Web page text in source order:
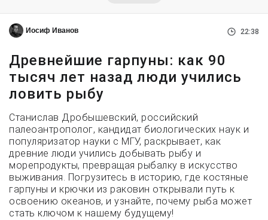
Иосиф Иванов 22:38
Древнейшие гарпуны: как 90
тысяч лет назад люди учились
ловить рыбу
Станислав Дробышевский, российский
палеоантрополог, кандидат биологических наук и
популяризатор науки с МГУ, раскрывает, как
древние люди учились добывать рыбу и
морепродукты, превращая рыбалку в искусство
выживания. Погрузитесь в историю, где костяные
гарпуны и крючки из раковин открывали путь к
освоению океанов, и узнайте, почему рыба может
стать ключом к нашему будущему!